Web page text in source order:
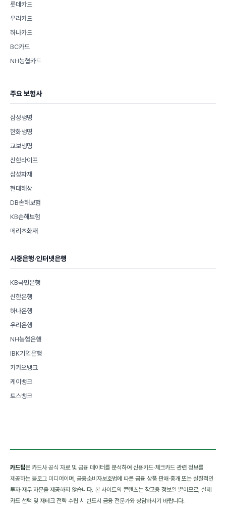
롯데카드
우리카드
하나카드
BC카드
NH농협카드
주요 보험사
삼성생명
한화생명
교보생명
신한라이프
삼성화재
현대해상
DB손해보험
KB손해보험
메리츠화재
시중은행·인터넷은행
KB국민은행
신한은행
하나은행
우리은행
NH농협은행
IBK기업은행
카카오뱅크
케이뱅크
토스뱅크
카드팁은 카드사 공식 자료 및 금융 데이터를 분석하여 신용카드·체크카드 관련 정보를
제공하는 블로그 미디어이며, 금융소비자보호법에 따른 금융 상품 판매·중개 또는 실질적인
투자·재무 자문을 제공하지 않습니다. 본 사이트의 콘텐츠는 참고용 정보일 뿐이므로, 실제
카드 선택 및 재테크 전략 수립 시 반드시 금융 전문가와 상담하시기 바랍니다.